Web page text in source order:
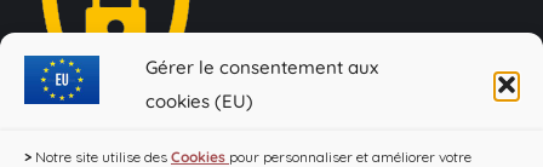
Gérer le consentement aux
cookies (EU)
> Notre site utilise des Cookies pour personnaliser et améliorer votre
consommer avec modération !"